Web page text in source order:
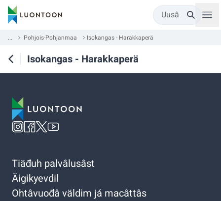
Uusâ
... Pohjois-Pohjanmaa Isokangas - Harakkaperä
Isokangas - Harakkaperä
Tiäđuh palvâlusâst
Äigikyevdil
Ohtâvuođâ väldim já macâttâs